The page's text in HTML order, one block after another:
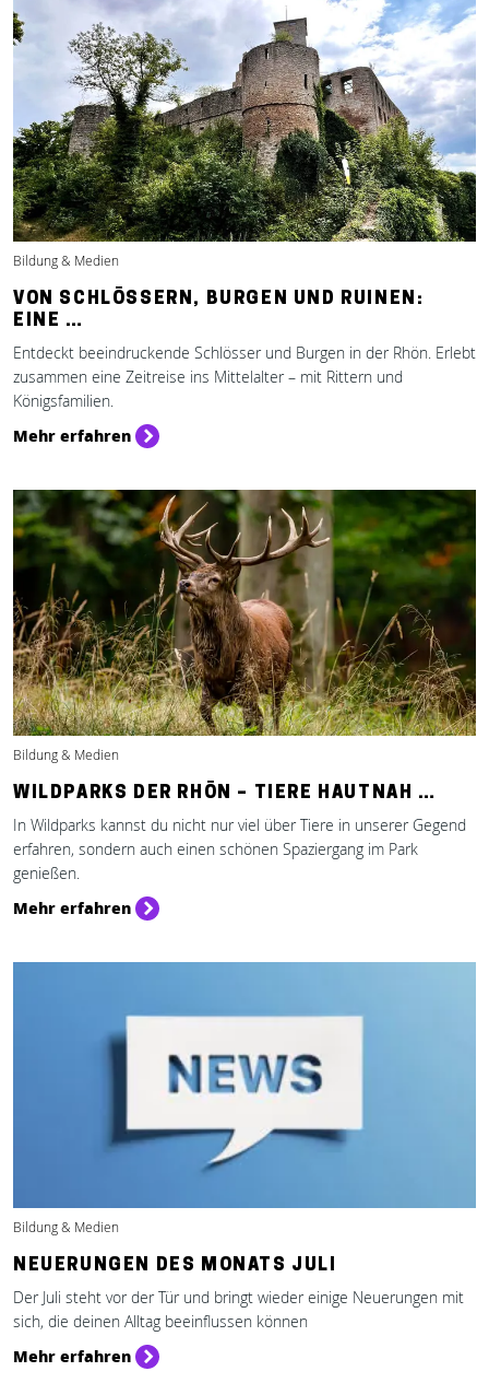
Bildung & Medien
VON SCHLÖSSERN, BURGEN UND RUINEN:
EINE …
Entdeckt beeindruckende Schlösser und Burgen in der Rhön. Erlebt
zusammen eine Zeitreise ins Mittelalter – mit Rittern und
Königsfamilien.
Mehr erfahren
Bildung & Medien
WILDPARKS DER RHÖN – TIERE HAUTNAH …
In Wildparks kannst du nicht nur viel über Tiere in unserer Gegend
erfahren, sondern auch einen schönen Spaziergang im Park
genießen.
Mehr erfahren
Bildung & Medien
NEUERUNGEN DES MONATS JULI
Der Juli steht vor der Tür und bringt wieder einige Neuerungen mit
sich, die deinen Alltag beeinflussen können
Mehr erfahren